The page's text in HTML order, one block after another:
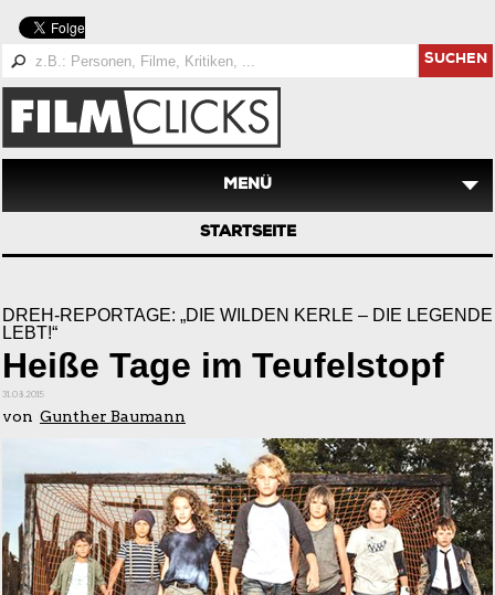
SUCHEN
MENÜ
STARTSEITE
DREH-REPORTAGE: „DIE WILDEN KERLE – DIE LEGENDE
LEBT!“
Heiße Tage im Teufelstopf
31.08.2015
von Gunther Baumann